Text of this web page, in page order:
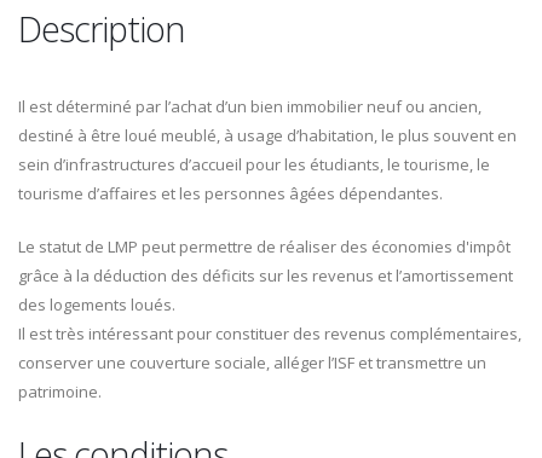
Description
Il est déterminé par l’achat d’un bien immobilier neuf ou ancien,
destiné à être loué meublé, à usage d’habitation, le plus souvent en
sein d’infrastructures d’accueil pour les étudiants, le tourisme, le
tourisme d’affaires et les personnes âgées dépendantes.
Le statut de LMP peut permettre de réaliser des économies d'impôt
grâce à la déduction des déficits sur les revenus et l’amortissement
des logements loués.
Il est très intéressant pour constituer des revenus complémentaires,
conserver une couverture sociale, alléger l’ISF et transmettre un
patrimoine.